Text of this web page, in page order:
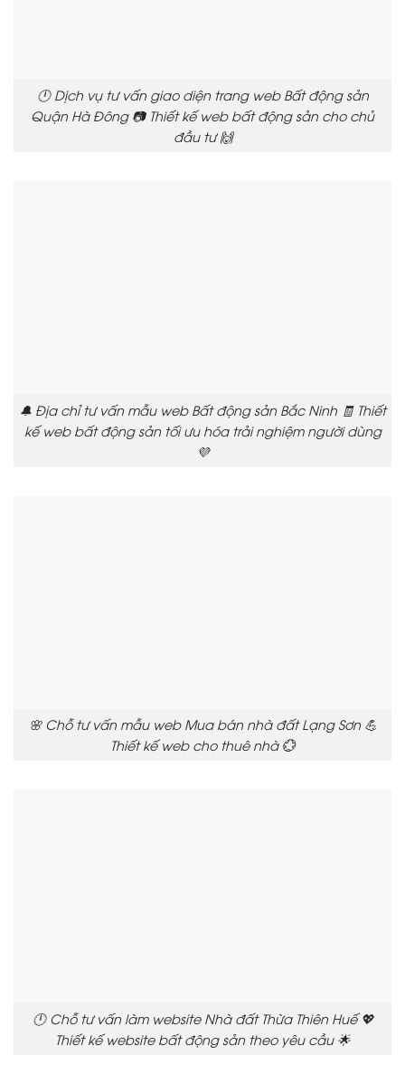
🕛 Dịch vụ tư vấn giao diện trang web Bất động sản
Quận Hà Đông 📷 Thiết kế web bất động sản cho chủ
đầu tư 🙌
🔔 Địa chỉ tư vấn mẫu web Bất động sản Bắc Ninh 🧾 Thiết
kế web bất động sản tối ưu hóa trải nghiệm người dùng
💜
🌸 Chỗ tư vấn mẫu web Mua bán nhà đất Lạng Sơn 💪
Thiết kế web cho thuê nhà 💮
🕛 Chỗ tư vấn làm website Nhà đất Thừa Thiên Huế 💖
Thiết kế website bất động sản theo yêu cầu 🌟